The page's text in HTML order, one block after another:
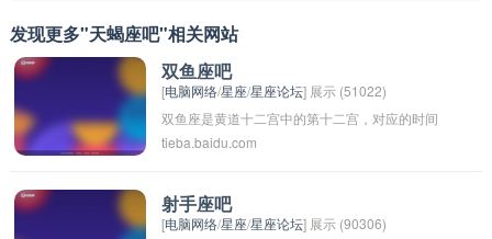
发现更多"天蝎座吧"相关网站
双鱼座吧
[电脑网络/星座/星座论坛] 展示 (51022)
双鱼座是黄道十二宫中的第十二宫，对应的时间
是2月19日-3月20日。双鱼座的人通常被认为是
丰富的想象力和同情心。他们善良、宽容、善解
人意，但有时也会显得有些优柔寡断和沉迷于幻
tieba.baidu.com
射手座吧
[电脑网络/星座/星座论坛] 展示 (90306)